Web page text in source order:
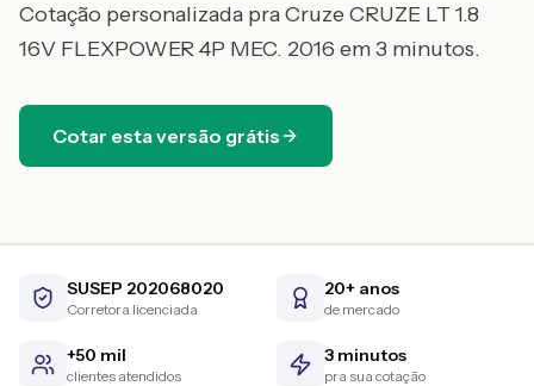
Cotação personalizada praCruzeCRUZE LT 1.8
16V FLEXPOWER 4P MEC. 2016 em 3 minutos.
Cotar esta versão grátis
SUSEP 202068020
Corretora licenciada
20+ anos
de mercado
+50 mil
clientes atendidos
3 minutos
pra sua cotação